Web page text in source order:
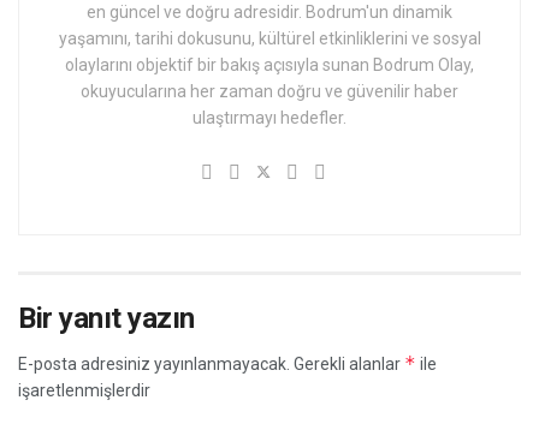
en güncel ve doğru adresidir. Bodrum'un dinamik
yaşamını, tarihi dokusunu, kültürel etkinliklerini ve sosyal
olaylarını objektif bir bakış açısıyla sunan Bodrum Olay,
okuyucularına her zaman doğru ve güvenilir haber
ulaştırmayı hedefler.
Bir yanıt yazın
E-posta adresiniz yayınlanmayacak. Gerekli alanlar * ile
işaretlenmişlerdir